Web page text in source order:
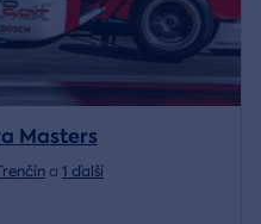
Masters
a 1 ďalší